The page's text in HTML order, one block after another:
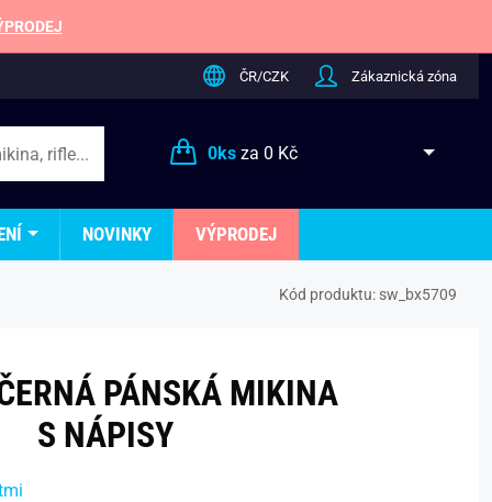
ČR/CZK Zákaznická zóna
0ksza 0 Kč
NOVINKY VÝPRODEJ
Kód produktu: sw_bx5709
PÁNSKÁ MIKINA
S NÁPISY